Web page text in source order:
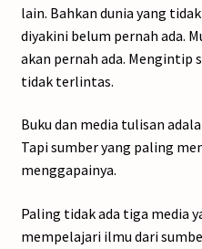
lain. Bahkan dunia yang
diyakini belum pernah ada.
akan pernah ada. Mengintip
tidak terlintas.
Buku dan media tulisan
Tapi sumber yang paling
menggapainya.
Paling tidak ada tiga media
mempelajari ilmu dari